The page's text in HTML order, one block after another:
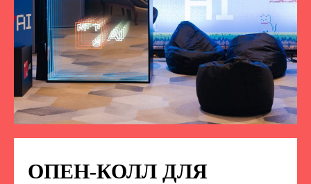
ОПЕН-КОЛЛ ДЛЯ
НА НАС В СОЦСЕТЯХ